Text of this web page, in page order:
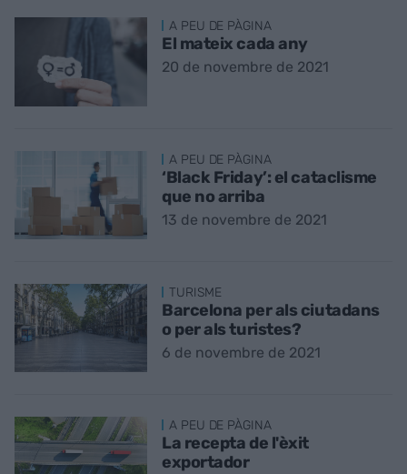
A PEU DE PÀGINA
El mateix cada any
20 de novembre de 2021
A PEU DE PÀGINA
‘Black Friday’: el cataclisme
que no arriba
13 de novembre de 2021
TURISME
Barcelona per als ciutadans
o per als turistes?
6 de novembre de 2021
A PEU DE PÀGINA
La recepta de l'èxit
exportador